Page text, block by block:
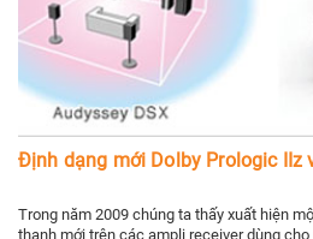
Định dạng mới Dolby Prologic IIz
Trong năm 2009 chúng ta thấy xuất hiện
thanh mới trên các ampli receiver dùng cho